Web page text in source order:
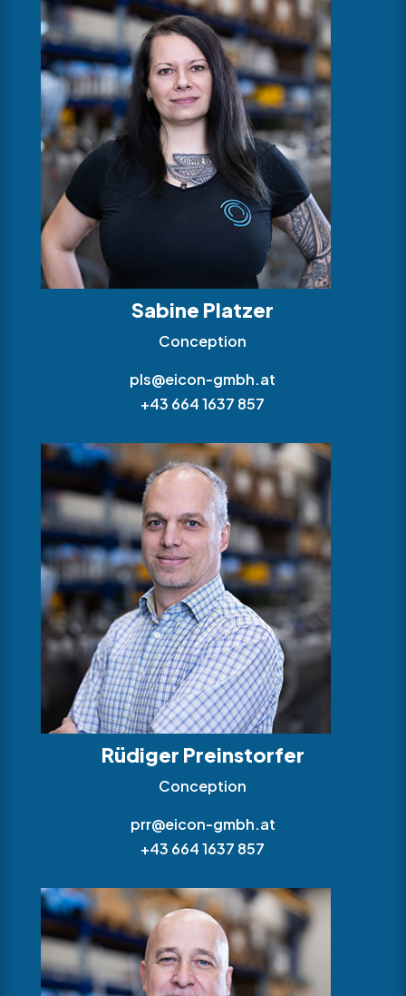
Sabine Platzer
Conception
pls@eicon-gmbh.at
+43 664 1637 857
Rüdiger Preinstorfer
Conception
prr@eicon-gmbh.at
+43 664 1637 857